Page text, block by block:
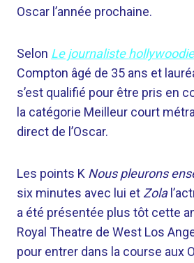
Oscar l’année prochaine.
Selon Le journaliste
Compton âgé de 35 ans et
s’est qualifié pour être pris en
la catégorie Meilleur court
direct de l’Oscar.
Les points K Nous pleurons
six minutes avec lui et Zola
a été présentée plus tôt cette
Royal Theatre de West Los
pour entrer dans la course aux